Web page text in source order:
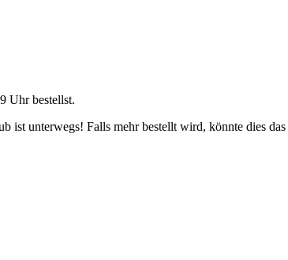
Uhrbestellst.
ist unterwegs! Falls mehr bestellt wird, könnte dies